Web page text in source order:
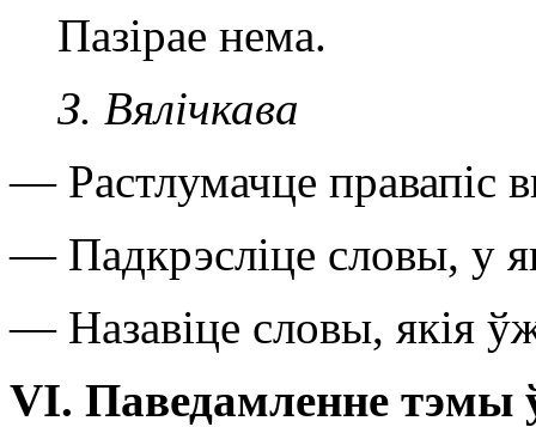
Пазірае нема.
З. Вялічкава
— Растлумачце правапіс
— Падкрэсліце словы, у
— Назавіце словы, якія
VI. Паведамленне тэмы